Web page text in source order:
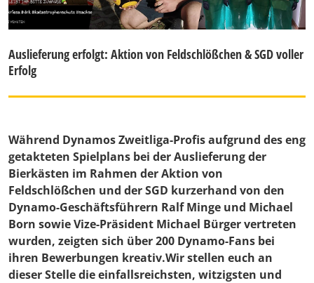
Auslieferung erfolgt: Aktion von Feldschlößchen & SGD voller
Erfolg
Während Dynamos Zweitliga-Profis aufgrund des eng
getakteten Spielplans bei der Auslieferung der
Bierkästen im Rahmen der Aktion von
Feldschlößchen und der SGD kurzerhand von den
Dynamo-Geschäftsführern Ralf Minge und Michael
Born sowie Vize-Präsident Michael Bürger vertreten
wurden, zeigten sich über 200 Dynamo-Fans bei
ihren Bewerbungen kreativ.Wir stellen euch an
dieser Stelle die einfallsreichsten, witzigsten und